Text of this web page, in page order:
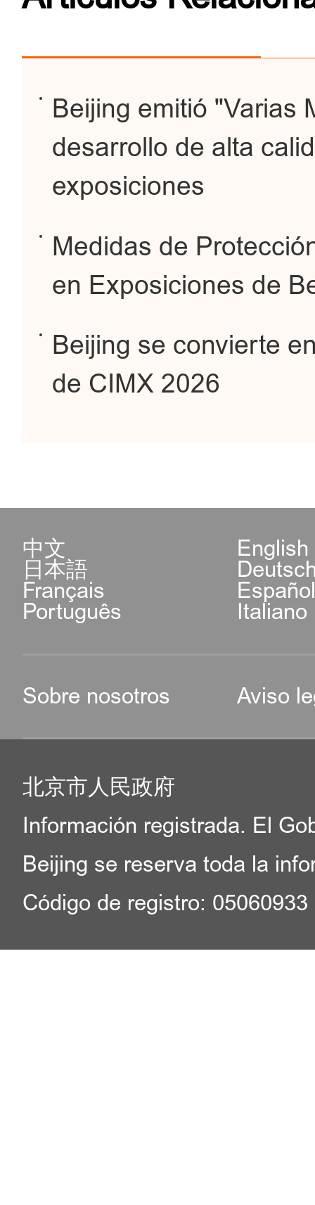
Beijing emitió "Varias
desarrollo de alta
exposiciones
Medidas de
en Exposiciones de
Beijing se convierte
de CIMX 2026
中文 English
日本語
Français
Português Italiano
Sobre nosotros Aviso
北京市人民政府
Información registrada. El
Beijing se reserva toda la
Código de registro: 05060933